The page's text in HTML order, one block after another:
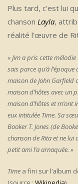
Plus tard, c’est lui
chanson Layla,
réalité l’œuvre de
« Jim a pris cette
sais parce qu’à
maison de John Garfield
maison d’hôtes avec un
maison d’hôtes et m’ont
eux intitulée Time. Sa
Booker T. Jones (de
chanson de Rita et ne lui
petit ami l’a arnaquée. »
Time a fini sur l’album